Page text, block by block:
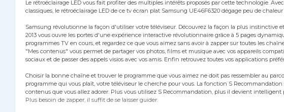
Le rétroéclairage LED vous fait profiter des multiples intérêts proposés par cette technologie.
classiques, le rétroéclairage LED de ce tv écran plat Samsung UE46F6320 dégage peu de
Samsung révolutionne la façon d'utiliser votre téléviseur. Découvrez la façon la plus instinctive
2013 vous ouvre les portes d'une expérience interactive révolutionnaire grâce à 5 pages
programmes TV en cours, et regardez ce que vous aimez sans avoir à zapper sur toutes les
"Mes contenus" vous permet de partager vos photos, films et musique avec vos appareils
sociaux et de passer des appels visios avec vos amis. Enfin retrouvez toutes vos applications
Choisir la bonne chaîne et trouver le programme que vous aimez ne doit pas ressembler au
programme qui vous plaît, votre téléviseur le cherche pour vous. La fonction S
contenus que vous allez adorer. Plus vous utilisez S Recommandation, plus il devient
Plus besoin de zapper, il suffit de se laisser guider.